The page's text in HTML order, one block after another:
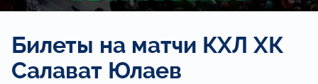
Билеты на матчи КХЛ ХК
Салават Юлаев